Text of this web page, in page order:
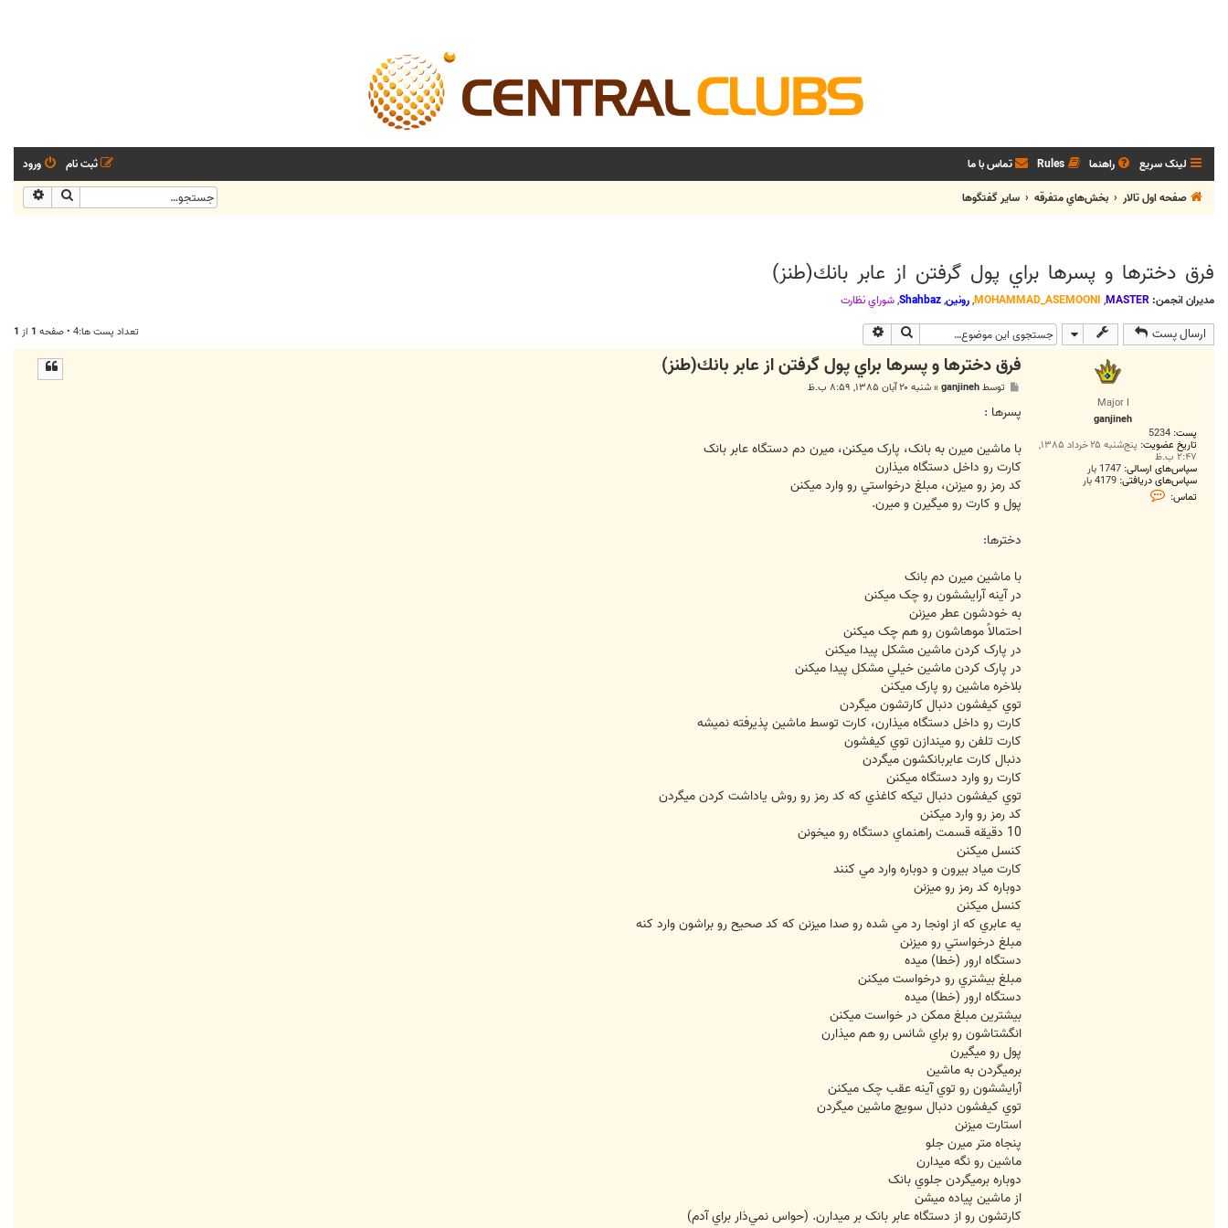
لینک سریع راهنما Rules تماس با ما ورود
ثبت نام
صفحه اول تالار
بخش‌‌هاي متفرقه ساير گفتگوها جستجو
فرق دخترها و پسرها براي پول گرفتن از عابر بانك(طنز)
مدیران انجمن: MASTER
,
MOHAMMAD_ASEMOONI
,رونین,
Shahbaz
,شوراي نظارت
ارسال پست جستجو تعداد پست ها:4 • صفحه 1 از 1
Major I
ganjineh
پست: 5234
تاریخ عضویت: پنج‌شنبه ۲۵ خرداد ۱۳۸۵,
۲:۴۷ ب.ظ
سپاس‌های ارسالی: 1747 بار
سپاس‌های دریافتی: 4179 بار
تماس:
ت
فرق دخترها و پسرها براي پول گرفتن از عابر بانك(طنز)
ت
توسطganjineh
»شنبه ۲۰ آبان ۱۳۸۵, ۸:۵۹ ب.ظ
پسرها :
با ماشين ميرن به بانک، پارک ميکنن، ميرن دم دستگاه عابر بانک
کارت رو داخل دستگاه ميذارن
کد رمز رو ميزنن، مبلغ درخواستي رو وارد ميکنن
پول و کارت رو ميگيرن و ميرن.
دخترها:
با ماشين ميرن دم بانک
در آينه آرايششون رو چک ميکنن
به خودشون عطر ميزنن
احتمالاً موهاشون رو هم چک ميکنن
در پارک کردن ماشين مشکل پيدا ميکنن
در پارک کردن ماشين خيلي مشکل پيدا ميکنن
بلاخره ماشين رو پارک ميکنن
توي کيفشون دنبال کارتشون ميگردن
کارت رو داخل دستگاه ميذارن، کارت توسط ماشين پذيرفته نميشه
کارت تلفن رو ميندازن توي کيفشون
دنبال کارت عابربانکشون ميگردن
کارت رو وارد دستگاه ميکنن
توي کيفشون دنبال تيکه کاغذي که کد رمز رو روش ياداشت کردن ميگردن
کد رمز رو وارد ميکنن
10 دقيقه قسمت راهنماي دستگاه رو ميخونن
کنسل ميکنن
كارت مياد بيرون و دوباره وارد مي كنند
دوباره کد رمز رو ميزنن
کنسل ميکنن
يه عابري كه از اونجا رد مي شده رو صدا ميزنن که کد صحيح رو براشون وارد کنه
مبلغ درخواستي رو ميزنن
دستگاه ارور (خطا) ميده
مبلغ بيشتري رو درخواست ميکنن
دستگاه ارور (خطا) ميده
بيشترين مبلغ ممکن در خواست ميکنن
انگشتاشون رو براي شانس رو هم ميذارن
پول رو ميگيرن
برميگردن به ماشين
آرايششون رو توي آينه عقب چک ميکنن
توي کيفشون دنبال سويچ ماشين ميگردن
استارت ميزنن
پنجاه متر ميرن جلو
ماشين رو نگه ميدارن
دوباره برميگردن جلوي بانک
از ماشين پياده ميشن
کارتشون رو از دستگاه عابر بانک بر ميدارن. (حواس نمي‌ذار براي آدم)